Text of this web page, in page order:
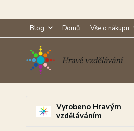
Blog Domů Vše o nákupu
Vyrobeno Hravým
vzděláváním